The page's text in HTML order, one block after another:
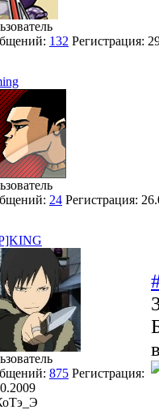
132 Регистрация:
24 Регистрация:
875 Регистрация: